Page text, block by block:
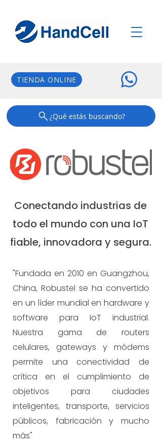
TIENDA ONLINE
¿Qué estás buscando?
Conectando industrias de
todo el mundo con una IoT
fiable, innovadora y segura.
"Fundada en 2010 en Guangzhou,
China, Robustel se ha convertido
en un líder mundial en hardware y
software para IoT industrial.
Nuestra gama de routers
celulares, gateways y módems
permite una conectividad de
crítica en el cumplimiento de
objetivos para ciudades
inteligentes, transporte, servicios
públicos, fabricación y mucho
más"